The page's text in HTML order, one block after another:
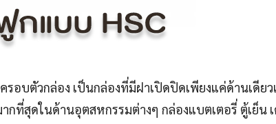
อบตัวกล่อง เป็นกล่องที่มีฝาเปิดปิดเพียงแค่ด้านเดีย
ที่สุดในด้านอุตสหกรรมต่างๆ กล่องแบตเตอรี่ ตู้เย็น